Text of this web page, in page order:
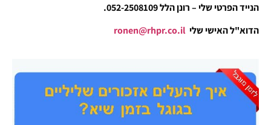
הנייד הפרטי שלי – רונן הלל 052-2508109.
הדוא"ל האישי שלי